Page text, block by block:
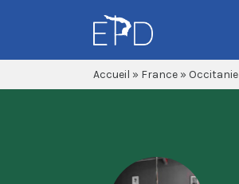
Accueil » France » Occitanie